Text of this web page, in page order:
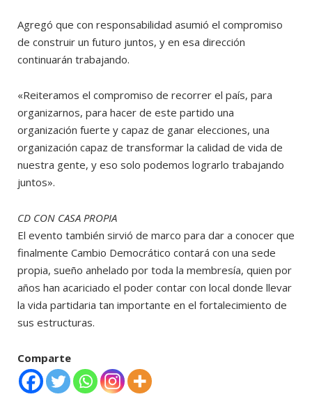
Agregó que con responsabilidad asumió el compromiso
de construir un futuro juntos, y en esa dirección
continuarán trabajando.
«Reiteramos el compromiso de recorrer el país, para
organizarnos, para hacer de este partido una
organización fuerte y capaz de ganar elecciones, una
organización capaz de transformar la calidad de vida de
nuestra gente, y eso solo podemos lograrlo trabajando
juntos».
CD CON CASA PROPIA
El evento también sirvió de marco para dar a conocer que
finalmente Cambio Democrático contará con una sede
propia, sueño anhelado por toda la membresía, quien por
años han acariciado el poder contar con local donde llevar
la vida partidaria tan importante en el fortalecimiento de
sus estructuras.
Comparte